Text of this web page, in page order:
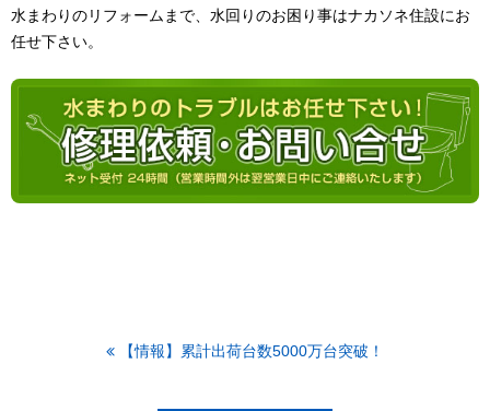
水まわりのリフォームまで、水回りのお困り事はナカソネ住設にお
任せ下さい。
【情報】累計出荷台数5000万台突破！